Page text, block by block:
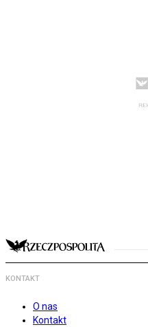
KONTAKT
O nas
Kontakt